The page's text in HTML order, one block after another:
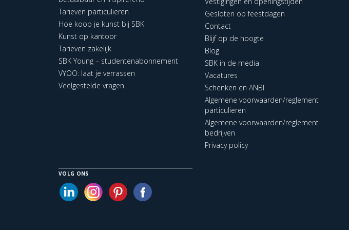
Tarieven particulieren
Hoe koop je kunst bij SBK
Kunst op kantoor
Tarieven zakelijk
SBK Young – studentenabonnement
VYOO: laat je verrassen
Veelgestelde vragen
Gesloten op feestdagen
Contact
Blijf op de hoogte
Blog
SBK in de media
Vacatures
Schenken en ANBI
Algemene voorwaarden/reglement
particulieren
Algemene voorwaarden/reglement
bedrijven
Privacy policy
VOLG ONS